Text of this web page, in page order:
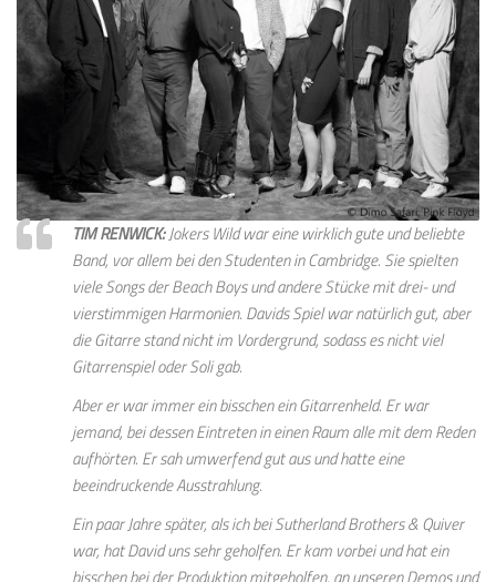
TIM RENWICK:Jokers Wild war eine wirklich gute und beliebte
Band, vor allem bei den Studenten in Cambridge. Sie spielten
viele Songs der Beach Boys und andere Stücke mit drei- und
vierstimmigen Harmonien. Davids Spiel war natürlich gut, aber
die Gitarre stand nicht im Vordergrund, sodass es nicht viel
Gitarrenspiel oder Soli gab.
Aber er war immer ein bisschen ein Gitarrenheld. Er war
jemand, bei dessen Eintreten in einen Raum alle mit dem Reden
aufhörten. Er sah umwerfend gut aus und hatte eine
beeindruckende Ausstrahlung.
Ein paar Jahre später, als ich bei Sutherland Brothers & Quiver
war, hat David uns sehr geholfen. Er kam vorbei und hat ein